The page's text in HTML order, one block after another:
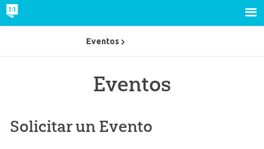
Eventos
Solicitar un Evento
Eventos